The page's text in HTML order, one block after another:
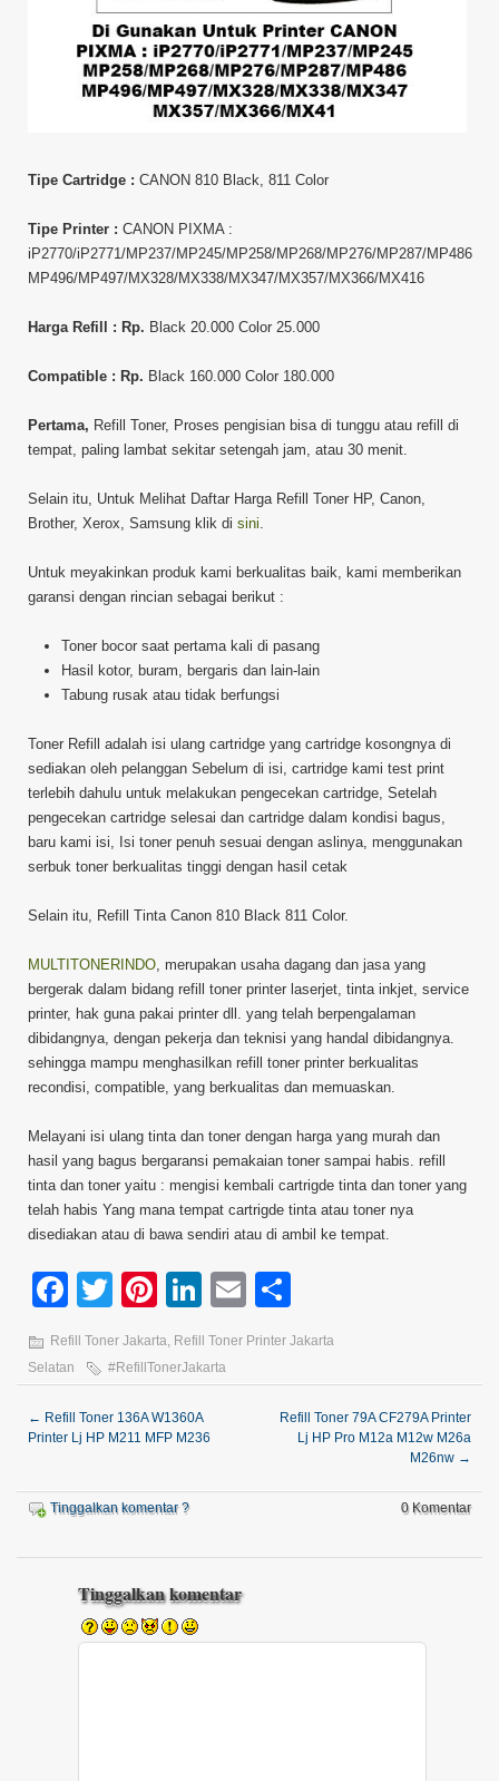
Tipe Cartridge : CANON 810 Black, 811 Color
Tipe Printer : CANON PIXMA :
iP2770/iP2771/MP237/MP245/MP258/MP268/MP276/MP287/MP486
MP496/MP497/MX328/MX338/MX347/MX357/MX366/MX416
Harga Refill : Rp. Black 20.000 Color 25.000
Compatible : Rp. Black 160.000 Color 180.000
Pertama, Refill Toner, Proses pengisian bisa di tunggu atau refill di
tempat, paling lambat sekitar setengah jam, atau 30 menit.
Selain itu, Untuk Melihat Daftar Harga Refill Toner HP, Canon,
Brother, Xerox, Samsung klik di sini
Untuk meyakinkan produk kami berkualitas baik, kami memberikan
garansi dengan rincian sebagai berikut :
Toner bocor saat pertama kali di pasang
Hasil kotor, buram, bergaris dan lain-lain
Tabung rusak atau tidak berfungsi
Toner Refill adalah isi ulang cartridge yang cartridge kosongnya di
sediakan oleh pelanggan Sebelum di isi, cartridge kami test print
terlebih dahulu untuk melakukan pengecekan cartridge, Setelah
pengecekan cartridge selesai dan cartridge dalam kondisi bagus,
baru kami isi, Isi toner penuh sesuai dengan aslinya, menggunakan
serbuk toner berkualitas tinggi dengan hasil cetak
Selain itu, Refill Tinta Canon 810 Black 811 Color.
MULTITONERINDO , merupakan usaha dagang dan jasa yang
bergerak dalam bidang refill toner printer laserjet, tinta inkjet, service
printer, hak guna pakai printer dll. yang telah berpengalaman
dibidangnya, dengan pekerja dan teknisi yang handal dibidangnya.
sehingga mampu menghasilkan refill toner printer berkualitas
recondisi, compatible, yang berkualitas dan memuaskan.
Melayani isi ulang tinta dan toner dengan harga yang murah dan
hasil yang bagus bergaransi pemakaian toner sampai habis. refill
tinta dan toner yaitu : mengisi kembali cartrigde tinta dan toner yang
telah habis Yang mana tempat cartrigde tinta atau toner nya
disediakan atau di bawa sendiri atau di ambil ke tempat.
Facebook
TwitterPinterest
LinkedIn
Email
Refill Toner Jakarta Refill Toner Printer Jakarta
Selatan
#RefillTonerJakarta
← Refill Toner 136A W1360A
Printer Lj HP M211 MFP M236
Refill Toner 79A CF279A Printer
Lj HP Pro M12a M12w M26a
M26nw →
Tinggalkan komentar ? 0 Komentar
Tinggalkan komentar